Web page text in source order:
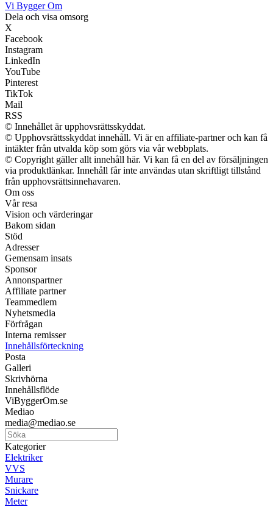
Vi Bygger Om
Dela och visa omsorg
X
Facebook
Instagram
LinkedIn
YouTube
Pinterest
TikTok
Mail
RSS
© Innehållet är upphovsrättsskyddat.
© Upphovsrättsskyddat innehåll. Vi är en affiliate-partner och kan få
intäkter från utvalda köp som görs via vår webbplats.
© Copyright gäller allt innehåll här. Vi kan få en del av försäljningen
via produktlänkar. Innehåll får inte användas utan skriftligt tillstånd
från upphovsrättsinnehavaren.
Om oss
Vår resa
Vision och värderingar
Bakom sidan
Stöd
Adresser
Gemensam insats
Sponsor
Annonspartner
Affiliate partner
Teammedlem
Nyhetsmedia
Förfrågan
Interna remisser
Innehållsförteckning
Posta
Galleri
Skrivhörna
Innehållsflöde
ViByggerOm.se
Mediao
media@mediao.se
Kategorier
Elektriker
VVS
Murare
Snickare
Meter